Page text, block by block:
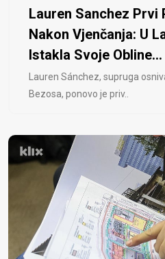
Lauren Sanchez Prvi
Nakon Vjenčanja: U
Istakla Svoje Obline...
Lauren Sánchez, supruga
Bezosa, ponovo je priv..